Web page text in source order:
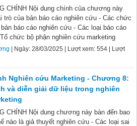
CHÍNH Nội dung chính của chương này
trò của bản báo cáo nghiên cứu - Các chức
báo cáo nghiên cứu - Các loại báo cáo
chức bộ phận nghiên cứu marketing
| Ngày: 28/03/2025 | Lượt xem: 554 | Lượt
Nghiên cứu Marketing - Chương 8:
và diễn giải dữ liệu trong nghiên
CHÍNH Nội dung chương này bàn đến bao
nào là giả thuyết nghiên cứu - Các loại sai